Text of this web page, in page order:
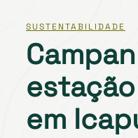
SUSTENTABILIDADE
em